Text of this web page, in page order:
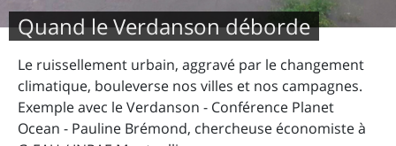
Quand le Verdanson déborde
Le ruissellement urbain, aggravé par le changement
climatique, bouleverse nos villes et nos campagnes.
Exemple avec le Verdanson - Conférence Planet
Ocean - Pauline Brémond, chercheuse économiste à